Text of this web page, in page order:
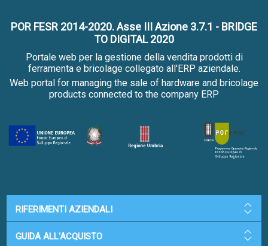
POR FESR 2014-2020. Asse III Azione 3.7.1 - BRIDGE
TO DIGITAL 2020
Portale web per la gestione della vendita prodotti di
ferramenta e bricolage collegato all'ERP aziendale.
Web portal for managing the sale of hardware and bricolage
products connected to the company ERP
RIFERIMENTI AZIENDALI
GUIDA ALL'ACQUISTO